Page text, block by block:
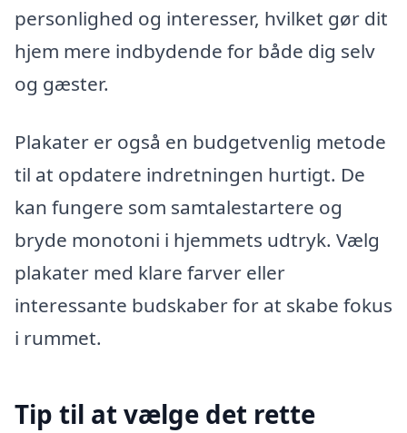
personlighed og interesser, hvilket gør dit
hjem mere indbydende for både dig selv
og gæster.
Plakater er også en budgetvenlig metode
til at opdatere indretningen hurtigt. De
kan fungere som samtalestartere og
bryde monotoni i hjemmets udtryk. Vælg
plakater med klare farver eller
interessante budskaber for at skabe fokus
i rummet.
Tip til at vælge det rette